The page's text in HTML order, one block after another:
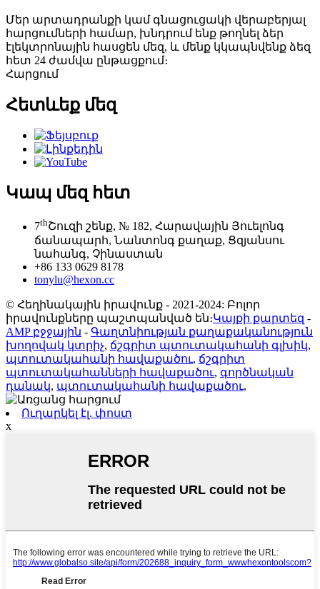
Մեր արտադրանքի կամ գնացուցակի վերաբերյալ
հարցումների համար, խնդրում ենք թողնել ձեր
էլեկտրոնային հասցեն մեզ, և մենք կկապնվենք ձեզ
հետ 24 ժամվա ընթացքում։
Հարցում
Հետևեք մեզ
Կապ մեզ հետ
7thՇուզի շենք, № 182, Հարավային Յուելոնգ
ճանապարհ, Նանտոնգ քաղաք, Ցզյանսու
նահանգ, Չինաստան
+86 133 0629 8178
tonylu@hexon.cc
© Հեղինակային իրավունք - 2021-2024: Բոլոր
իրավունքները պաշտպանված են։Կայքի քարտեզ -
AMP բջջային - Գաղտնիության քաղաքականություն
խողովակ կտրիչ, ճշգրիտ պտուտակահանի գլխիկ,
պտուտակահանի հավաքածու, ճշգրիտ
պտուտակահանների հավաքածու, գործնական
դանակ, պտուտակահանի հավաքածու,
Ուղարկել էլ. փոստ
x